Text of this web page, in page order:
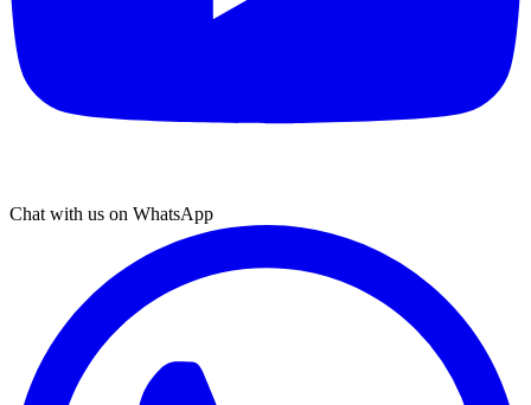
Chat with us on WhatsApp